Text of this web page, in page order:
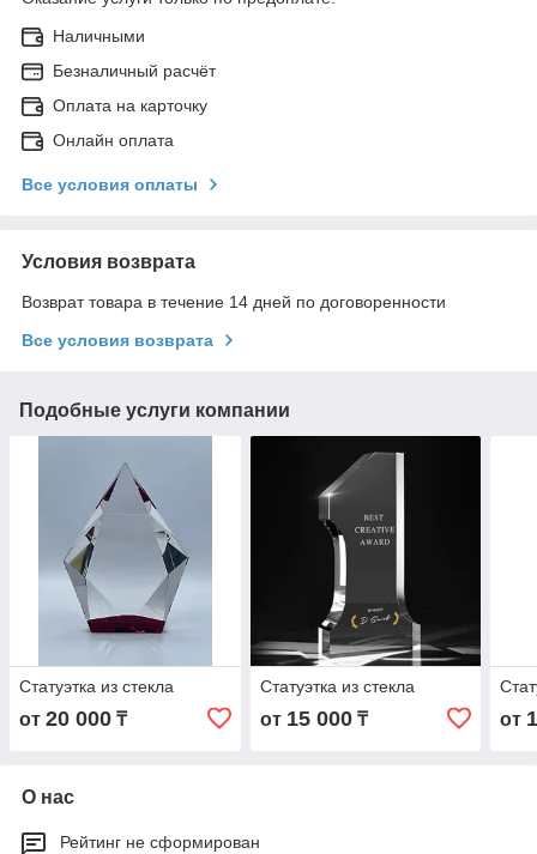
Наличными
Безналичный расчёт
Оплата на карточку
Онлайн оплата
Все условия оплаты
Условия возврата
Возврат товара в течение 14 дней по договоренности
Все условия возврата
Подобные услуги компании
Статуэтка из стекла
от 20 000 ₸
Статуэтка из стекла
от 15 000₸ от
О нас
Рейтинг не сформирован